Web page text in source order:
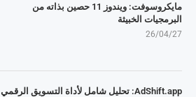
مايكروسوفت: ويندوز 11 حصين بذاته من
البرمجيات الخبيثة
26/04/27
AdShift.app: تحليل شامل لأداة التسويق الرقمي